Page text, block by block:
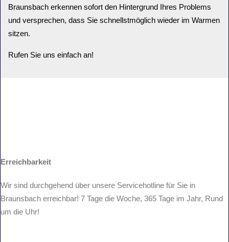
Braunsbach erkennen sofort den Hintergrund Ihres Problems
und versprechen, dass Sie schnellstmöglich wieder im Warmen
sitzen.
Rufen Sie uns einfach an!
Erreichbarkeit
Wir sind durchgehend über unsere Servicehotline für Sie in
Braunsbach erreichbar! 7 Tage die Woche, 365 Tage im Jahr, Rund
um die Uhr!